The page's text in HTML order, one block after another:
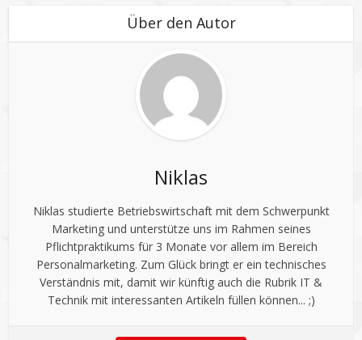
Über den Autor
Niklas
Niklas studierte Betriebswirtschaft mit dem Schwerpunkt
Marketing und unterstütze uns im Rahmen seines
Pflichtpraktikums für 3 Monate vor allem im Bereich
Personalmarketing. Zum Glück bringt er ein technisches
Verständnis mit, damit wir künftig auch die Rubrik IT &
Technik mit interessanten Artikeln füllen können... ;)